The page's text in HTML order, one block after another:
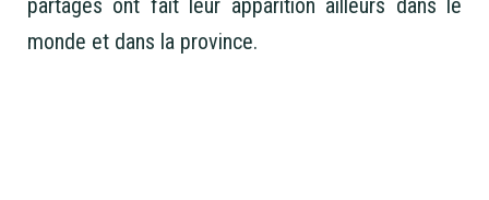
partagés ont fait leur apparition ailleurs dans le
monde et dans la province.